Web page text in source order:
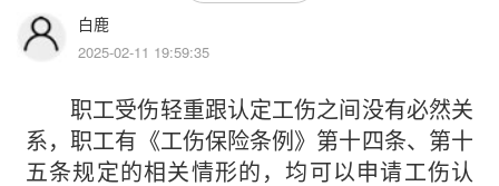
白鹿
2025-02-11 19:59:35
职工受伤轻重跟认定工伤之间没有必然关
系，职工有《工伤保险条例》第十四条、第十
五条规定的相关情形的，均可以申请工伤认